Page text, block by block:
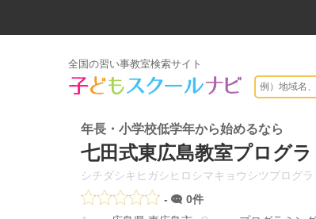
全国の習い事教室検索サイト
年長・小学校低学年から始めるなら
七田式東広島教室プログ
シチダシキヒガシヒロシマキョウシツプログ
-
0件